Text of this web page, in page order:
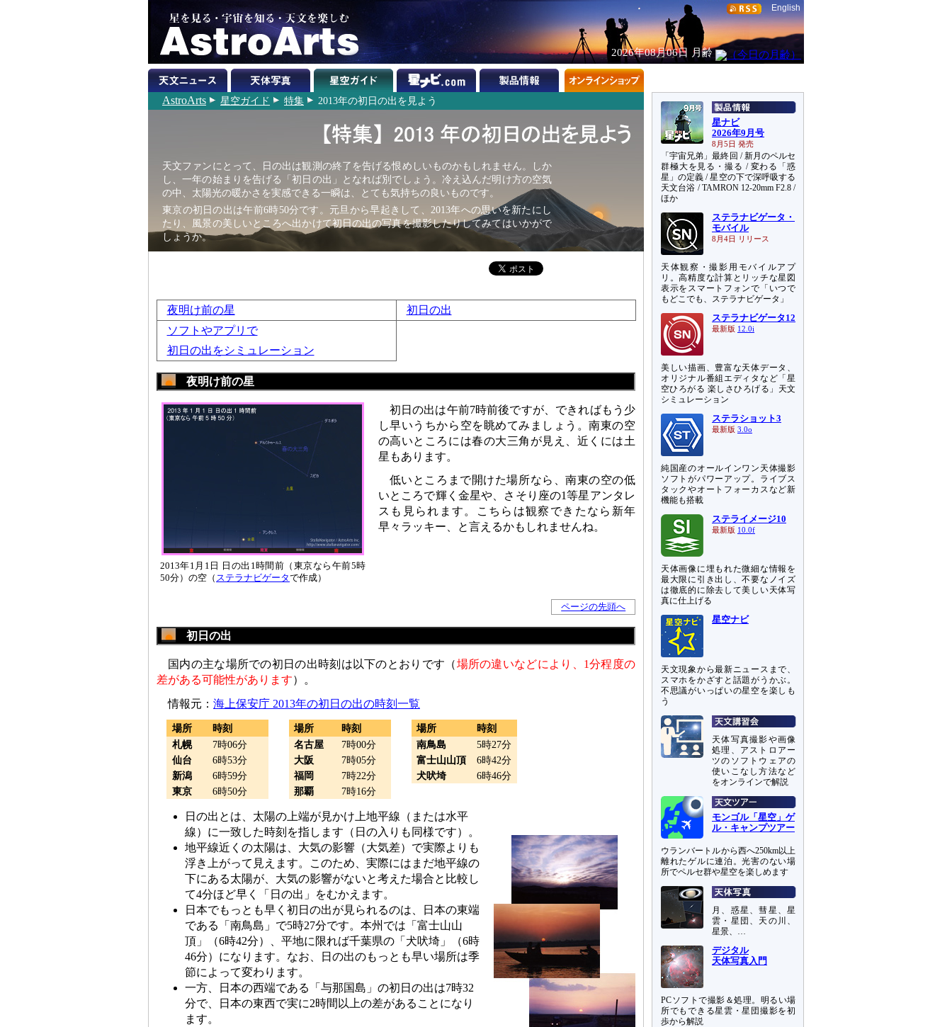
English
2026年08月06日 月齢
AstroArts 星空ガイド 特集 2013年の初日の出を見よう
天文ファンにとって、日の出は観測の終了を告げる恨めしいものかもしれません。しか
し、一年の始まりを告げる「初日の出」となれば別でしょう。冷え込んだ明け方の空気
の中、太陽光の暖かさを実感できる一瞬は、とても気持ちの良いものです。
東京の初日の出は午前6時50分です。元旦から早起きして、2013年への思いを新たにし
たり、風景の美しいところへ出かけて初日の出の写真を撮影したりしてみてはいかがで
しょうか。
夜明け前の星
初日の出
ソフトやアプリで
初日の出をシミュレーション
夜明け前の星
2013年1月1日 日の出1時間前（東京なら午前5時
50分）の空（ ステラナビゲータで作成）
初日の出は午前7時前後ですが、できればもう少
し早いうちから空を眺めてみましょう。南東の空
の高いところには春の大三角が見え、近くには土
星もあります。
低いところまで開けた場所なら、南東の空の低
いところで輝く金星や、さそり座の1等星アンタレ
スも見られます。こちらは観察できたなら新年
早々ラッキー、と言えるかもしれませんね。
ページの先頭へ
初日の出
国内の主な場所での初日の出時刻は以下のとおりです（場所の違いなどにより、1分程度の
差がある可能性があります）。
情報元： 海上保安庁 2013年の初日の出の時刻一覧
場所
時刻
札幌
7時06分
仙台
6時53分
新潟
6時59分
東京
6時50分
場所
時刻
名古屋
7時00分
大阪
7時05分
福岡
7時22分
那覇
7時16分
場所
時刻
南鳥島
5時27分
富士山山頂
6時42分
犬吠埼
6時46分
日の出とは、太陽の上端が見かけ上地平線（または水平
線）に一致した時刻を指します（日の入りも同様です）。
地平線近くの太陽は、大気の影響（大気差）で実際よりも
浮き上がって見えます。このため、実際にはまだ地平線の
下にある太陽が、大気の影響がないと考えた場合と比較し
て4分ほど早く「日の出」をむかえます。
日本でもっとも早く初日の出が見られるのは、日本の東端
である「南鳥島」で5時27分です。本州では「富士山山
頂」（6時42分）、平地に限れば千葉県の「犬吠埼」（6時
46分）になります。なお、日の出のもっとも早い場所は季
節によって変わります。
一方、日本の西端である「与那国島」の初日の出は7時32
分で、日本の東西で実に2時間以上の差があることになり
ます。
星ナビ
2026年9月号
8月5日 発売
「宇宙兄弟」最終回 / 新月のペルセ
群極大を見る・撮る / 変わる「惑
星」の定義 / 星空の下で深呼吸する
天文台浴 / TAMRON 12-20mm F2.8 /
ほか
ステラナビゲータ・
モバイル
8月4日 リリース
天体観察・撮影用モバイルアプ
リ。高精度な計算とリッチな星図
表示をスマートフォンで「いつで
もどこでも、ステラナビゲータ」
ステラナビゲータ12
最新版 12.0i
美しい描画、豊富な天体データ、
オリジナル番組エディタなど「星
空ひろがる 楽しさひろげる」天文
シミュレーション
ステラショット3
最新版 3.0o
純国産のオールインワン天体撮影
ソフトがパワーアップ。ライブス
タックやオートフォーカスなど新
機能も搭載
ステライメージ10
最新版 10.0f
天体画像に埋もれた微細な情報を
最大限に引き出し、不要なノイズ
は徹底的に除去して美しい天体写
真に仕上げる
星空ナビ
天文現象から最新ニュースまで、
スマホをかざすと話題がうかぶ。
不思議がいっぱいの星空を楽しも
う
天体写真撮影や画像
処理、アストロアー
ツのソフトウェアの
使いこなし方法など
をオンラインで解説
モンゴル「星空」ゲ
ル・キャンプツアー
ウランバートルから西へ250km以上
離れたゲルに連泊。光害のない場
所でペルセ群や星空を楽しめます
月、惑星、彗星、星
雲・星団、天の川、
星景、…
デジタル
天体写真入門
PCソフトで撮影＆処理。明るい場
所でもできる星雲・星団撮影を初
歩から解説